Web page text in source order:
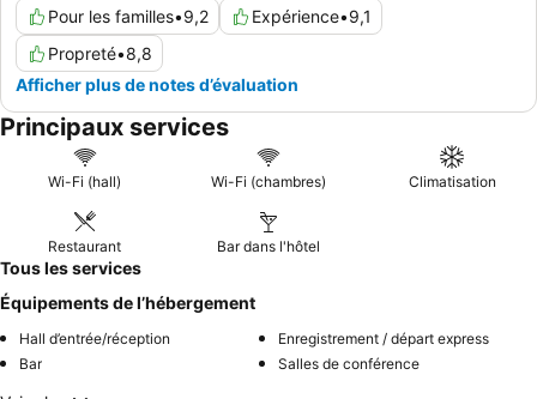
Pour les familles•9,2 Expérience•9,1
Propreté•8,8
Afficher plus de notes d’évaluation
Principaux services
Wi-Fi (hall) Wi-Fi (chambres) Climatisation
Restaurant Bar dans l'hôtel
Tous les services
Équipements de l’hébergement
Hall d’entrée/réception
Enregistrement / départ express
Bar
Salles de conférence